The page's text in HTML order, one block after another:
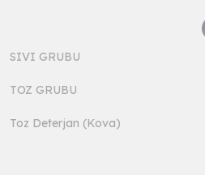
SIVI GRUBU
TOZ GRUBU
Toz Deterjan (Kova)